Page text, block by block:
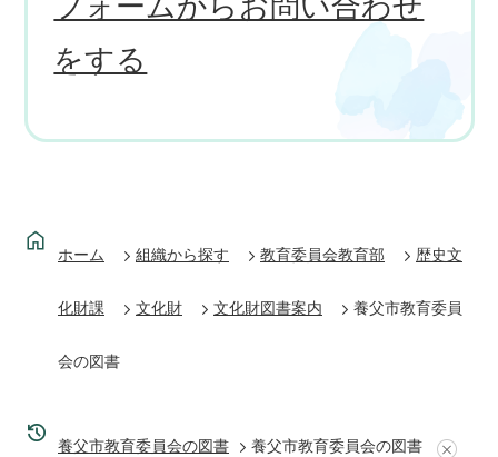
をする
ホーム 組織から探す 教育委員会教育部 歴史文
化財課 文化財 文化財図書案内 養父市教育委員
会の図書
養父市教育委員会の図書 養父市教育委員会の図書